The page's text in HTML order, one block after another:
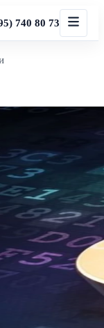
740 80 73